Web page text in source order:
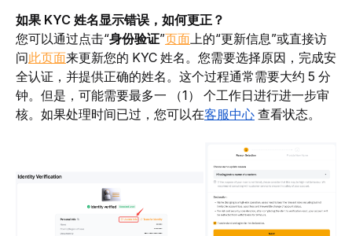
如果 KYC 姓名显示错误，如何更正？
您可以通过点击“身份验证”页面上的“更新信息”或直接访
问此页面来更新您的 KYC 姓名。您需要选择原因，完成安
全认证，并提供正确的姓名。这个过程通常需要大约 5 分
钟。但是，可能需要最多一 （1） 个工作日进行进一步审
核。如果处理时间已过，您可以在客服中心 查看状态。